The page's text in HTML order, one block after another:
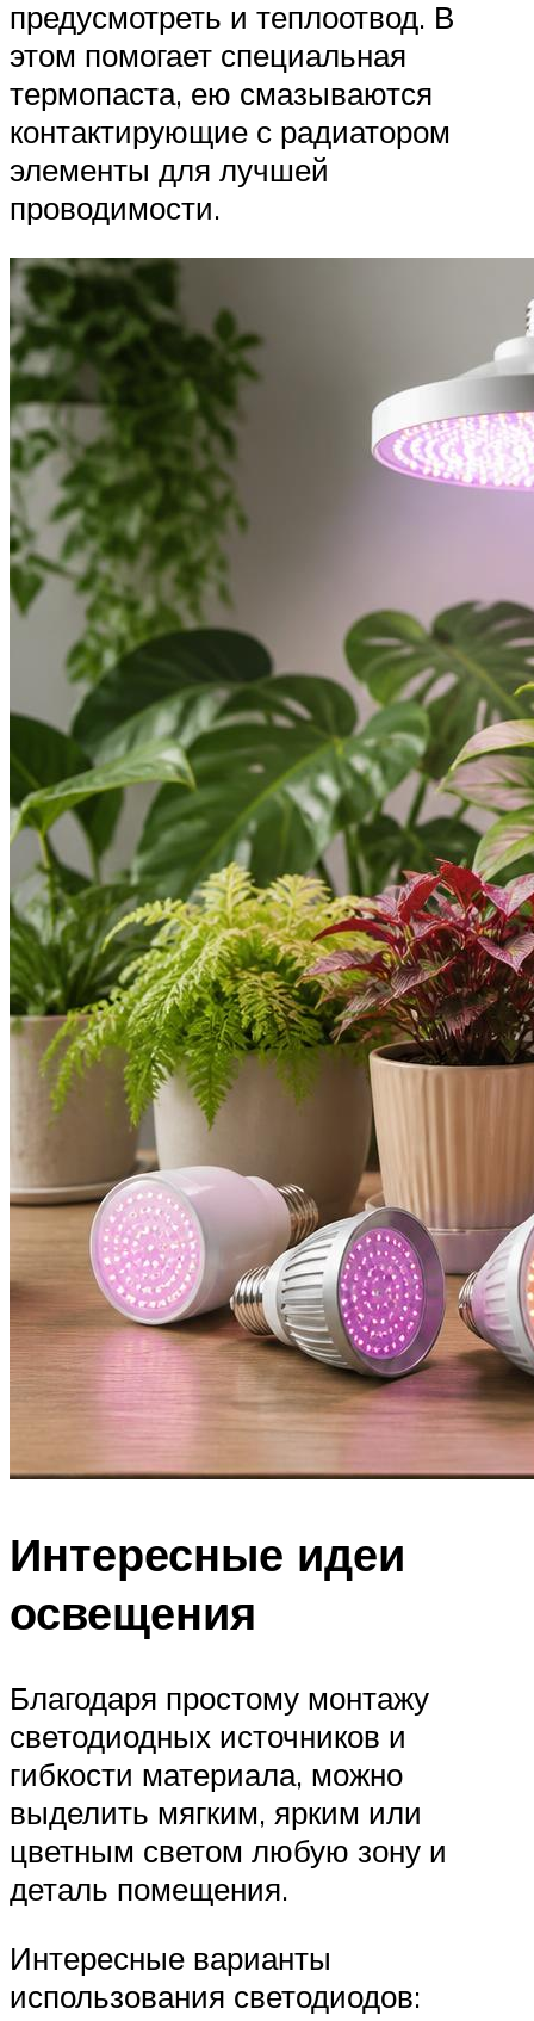
предусмотреть и теплоотвод. В
этом помогает специальная
термопаста, ею смазываются
контактирующие с радиатором
элементы для лучшей
проводимости.
Интересные идеи
освещения
Благодаря простому монтажу
светодиодных источников и
гибкости материала, можно
выделить мягким, ярким или
цветным светом любую зону и
деталь помещения.
Интересные варианты
использования светодиодов: